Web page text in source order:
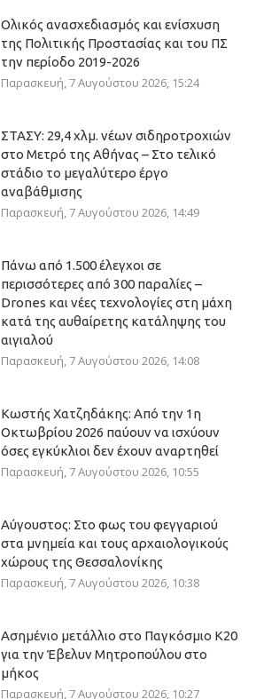
Ολικός ανασχεδιασμός και ενίσχυση
της Πολιτικής Προστασίας και του ΠΣ
την περίοδο 2019-2026
Παρασκευή, 7 Αυγούστου 2026, 15:24
ΣΤΑΣΥ: 29,4 χλμ. νέων σιδηροτροχιών
στο Μετρό της Αθήνας – Στο τελικό
στάδιο το μεγαλύτερο έργο
αναβάθμισης
Παρασκευή, 7 Αυγούστου 2026, 14:49
Πάνω από 1.500 έλεγχοι σε
περισσότερες από 300 παραλίες –
Drones και νέες τεχνολογίες στη μάχη
κατά της αυθαίρετης κατάληψης του
αιγιαλού
Παρασκευή, 7 Αυγούστου 2026, 14:08
Κωστής Χατζηδάκης: Από την 1η
Οκτωβρίου 2026 παύουν να ισχύουν
όσες εγκύκλιοι δεν έχουν αναρτηθεί
Παρασκευή, 7 Αυγούστου 2026, 10:55
Αύγουστος: Στο φως του φεγγαριού
στα μνημεία και τους αρχαιολογικούς
χώρους της Θεσσαλονίκης
Παρασκευή, 7 Αυγούστου 2026, 10:38
Ασημένιο μετάλλιο στο Παγκόσμιο Κ20
για την Έβελυν Μητροπούλου στο
μήκος
Παρασκευή, 7 Αυγούστου 2026, 10:27